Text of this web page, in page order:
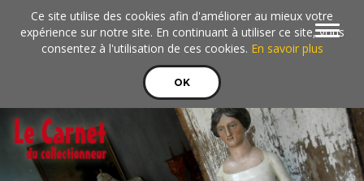
Aller au contenu principal
Ce site utilise des cookies afin d'améliorer au mieux votre
expérience sur notre site. En continuant à utiliser ce site, vous
consentez à l'utilisation de ces cookies. En savoir plus
OK
Toggle